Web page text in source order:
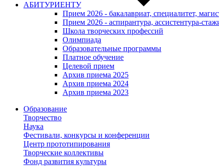
АБИТУРИЕНТУ
Прием 2026 - бакалавриат, специалитет,
Прием 2026 - аспирантура, ассистентура-
Школа творческих профессий
Олимпиада
Образовательные программы
Платное обучение
Целевой прием
Архив приема 2025
Архив приема 2024
Архив приема 2023
Образование
Творчество
Наука
Фестивали, конкурсы и конференции
Центр прототипирования
Творческие коллективы
Фонд развития культуры